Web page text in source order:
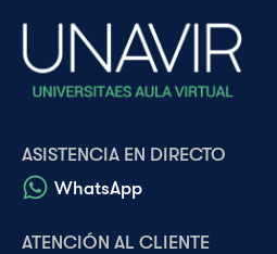
ASISTENCIA EN DIRECTO
WhatsApp
ATENCIÓN AL CLIENTE